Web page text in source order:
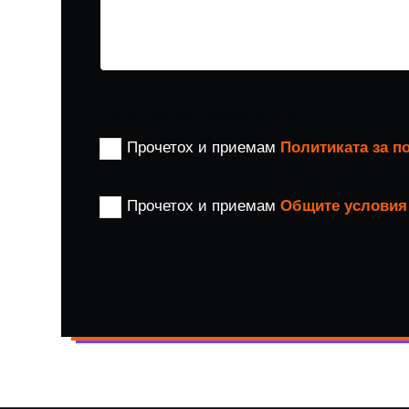
Прочетох и приемам Политиката за
Прочетох и приемамОбщите условия